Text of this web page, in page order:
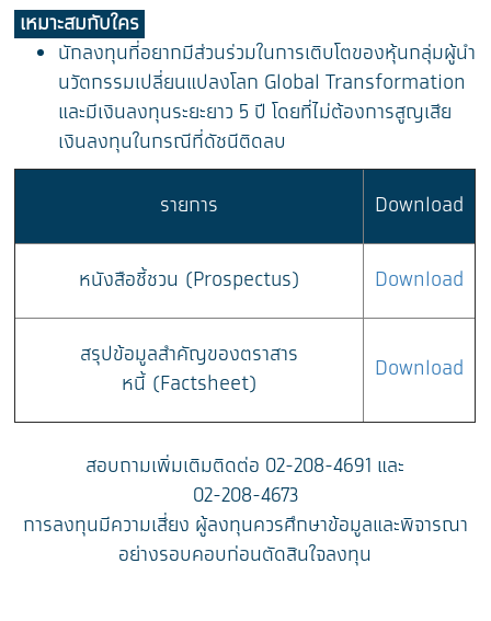
เหมาะสมกับใคร
นักลงทุนที่อยากมีส่วนร่วมในการเติบโตของหุ้นกลุ่มผู้นำ
นวัตกรรมเปลี่ยนแปลงโลก Global Transformation
และมีเงินลงทุนระยะยาว 5 ปี โดยที่ไม่ต้องการสูญเสีย
เงินลงทุนในกรณีที่ดัชนีติดลบ
รายการ Download
หนังสือชี้ชวน (Prospectus) Download
สรุปข้อมูลสำคัญของตราสาร
หนี้ (Factsheet)
Download
สอบถามเพิ่มเติมติดต่อ 02-208-4691 และ
02-208-4673
การลงทุนมีความเสี่ยง ผู้ลงทุนควรศึกษาข้อมูลและพิจารณา
อย่างรอบคอบก่อนตัดสินใจลงทุน